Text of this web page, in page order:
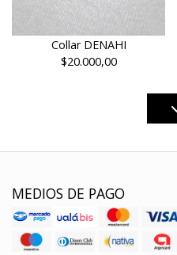
Collar DENAHI
$20.000,00
MEDIOS DE PAGO